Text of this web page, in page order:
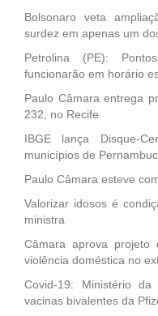
Bolsonaro veta
surdez em apenas um
Petrolina (PE):
funcionarão em horário
Paulo Câmara entrega
232, no Recife
IBGE lança Disque-
municípios de
Paulo Câmara esteve
Valorizar idosos é
ministra
Câmara aprova
violência doméstica no
Covid-19: Ministério
vacinas bivalentes da